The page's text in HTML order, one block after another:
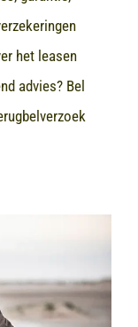
het leasen
advies? Bel